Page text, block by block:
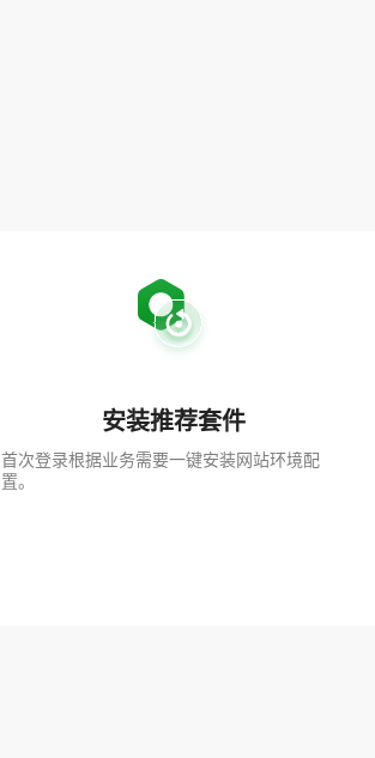
安装推荐套件
首次登录根据业务需要一键安装网站环境配
置。